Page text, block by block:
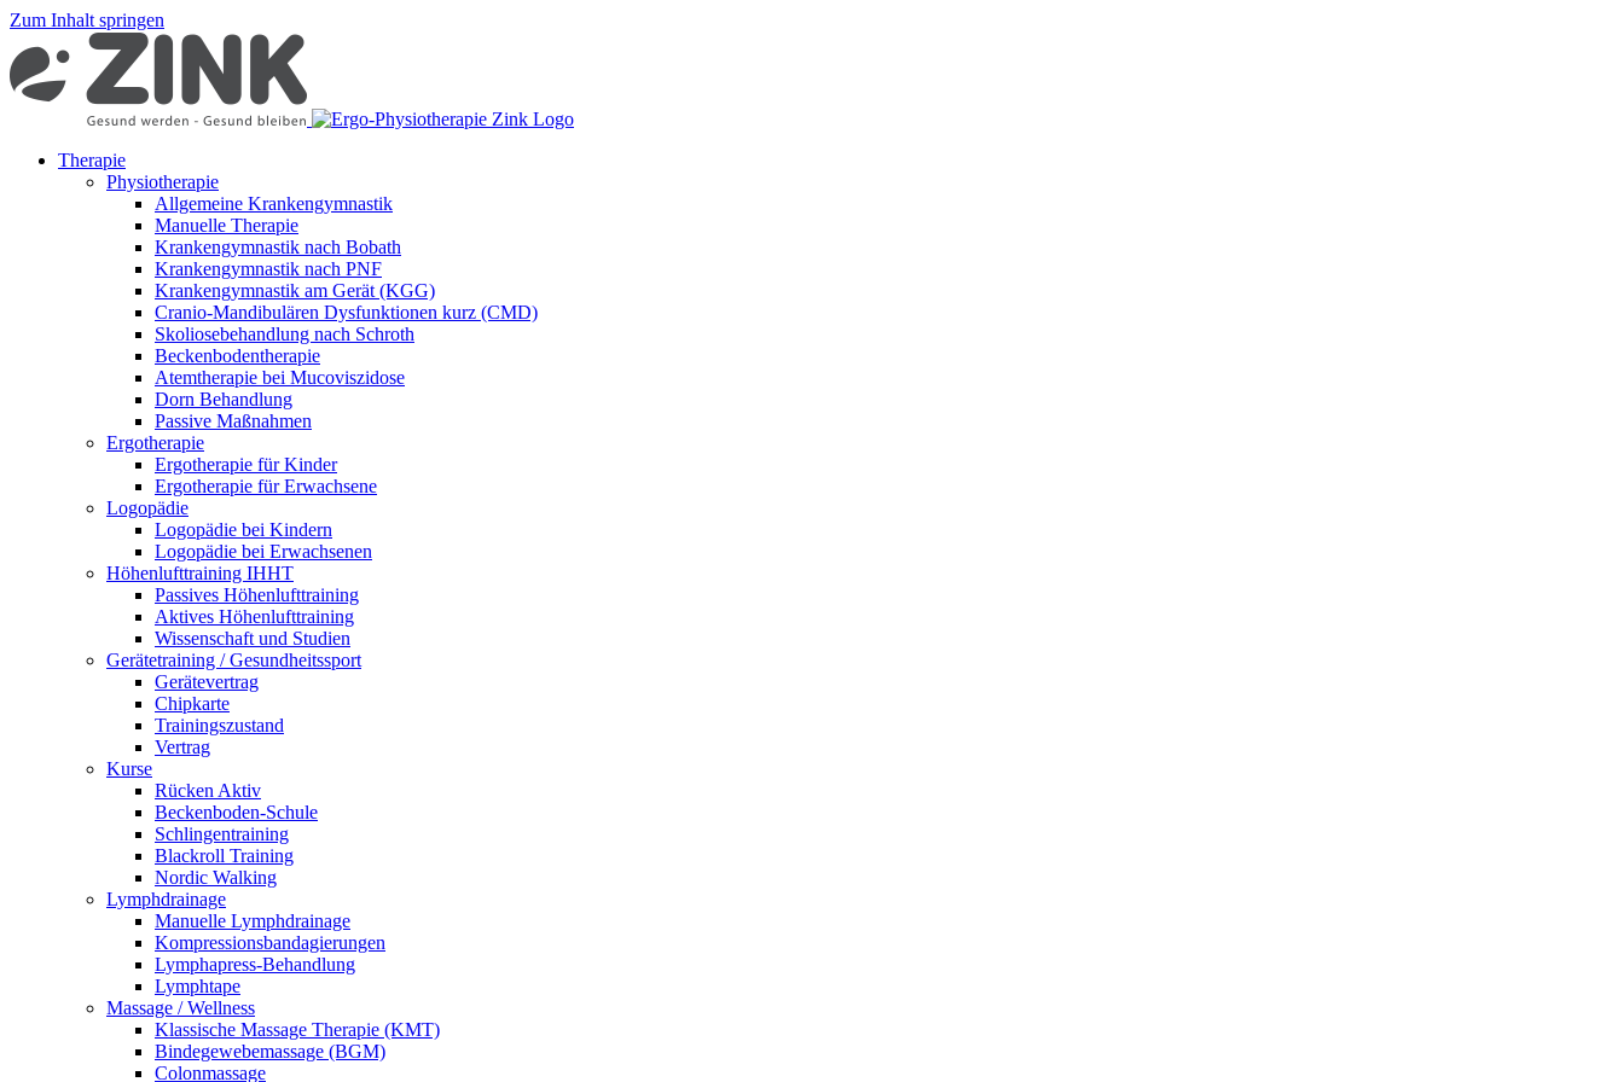
Zum Inhalt springen
The­ra­pie
Phy­sio­the­ra­pie
All­ge­mei­ne Kran­ken­gym­nas­tik
Ma­nu­el­le The­ra­pie
Kran­ken­gym­nas­tik nach Bo­bath
Kran­ken­gym­nas­tik nach PNF
Kran­ken­gym­nas­tik am Ge­rät (KGG)
Cra­­nio-Man­­di­­bu­lä­­ren Dys­funk­tio­nen kurz (CMD)
Sko­lio­se­be­hand­lung nach Schroth
Be­cken­bo­den­the­ra­pie
Atem­the­ra­pie bei Mu­co­vis­zi­do­se
Dorn Be­hand­lung
Pas­si­ve Maß­nah­men
Er­go­the­ra­pie
Er­go­the­ra­pie für Kin­der
Er­go­the­ra­pie für Er­wach­se­ne
Lo­go­pä­die
Lo­go­pä­die bei Kin­dern
Lo­go­pä­die bei Er­wach­se­nen
Hö­hen­luft­trai­ning IHHT
Pas­si­ves Hö­hen­luft­trai­ning
Ak­ti­ves Hö­hen­luft­trai­ning
Wis­sen­schaft und Stu­di­en
Ge­rä­te­trai­ning / Ge­sund­heits­sport
Ge­rä­te­ver­trag
Chip­kar­te
Trai­nings­zu­stand
Ver­trag
Kur­se
Rü­cken Ak­tiv
Be­cken­bo­den-Schu­le
Schlin­gen­trai­ning
Black­roll Trai­ning
Nor­dic Wal­king
Lymph­drai­na­ge
Ma­nu­el­le Lymph­drai­na­ge
Kom­pres­si­ons­ban­da­gie­run­gen
Lymph­a­press-Be­hand­lung
Lym­ph­tape
Mas­sa­ge / Well­ness
Klas­si­sche Mas­sa­ge The­ra­pie (KMT)
Bin­de­ge­we­be­mas­sa­ge (BGM)
Co­lon­mas­sa­ge